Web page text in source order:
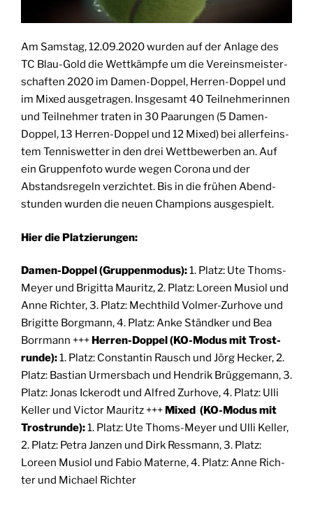
Am Sams­tag, 12.09.2020 wur­den auf der Anla­ge des
TC Blau-Gold die Wett­kämp­fe um die Ver­eins­meis­ter­
schaf­ten 2020 im Damen-Dop­pel, Her­ren-Dop­pel und
im Mixed aus­ge­tra­gen. Ins­ge­samt 40 Teil­neh­me­rin­nen
und Teil­neh­mer tra­ten in 30 Paa­run­gen (5 Damen-
Dop­pel, 13 Her­ren-Dop­pel und 12 Mixed) bei aller­feins­
tem Ten­nis­wet­ter in den drei Wett­be­wer­ben an. Auf
ein Grup­pen­fo­to wur­de wegen Coro­na und der
Abstands­re­geln ver­zich­tet. Bis in die frü­hen Abend­
stun­den wur­den die neu­en Cham­pi­ons ausgespielt.
Hier die Platzierungen:
Damen-Dop­pel (Grup­pen­mo­dus):1. Platz: Ute Thoms-
Mey­er und Bri­git­ta Mau­ritz, 2. Platz: Loreen Musi­ol und
Anne Rich­ter, 3. Platz: Mecht­hild Vol­mer-Zur­ho­ve und
Bri­git­te Borg­mann, 4. Platz: Anke Ständ­ker und Bea
Borr­mann +++ Her­ren-Dop­pel (KO-Modus mit Trost­
run­de):1. Platz: Con­stan­tin Rausch und Jörg Hecker, 2.
Platz: Bas­ti­an Urmers­bach und Hen­drik Brüg­ge­mann, 3.
Platz: Jonas Ick­erodt und Alfred Zur­ho­ve, 4. Platz: Ulli
Kel­ler und Vic­tor Mau­ritz +++ Mixed (KO-Modus mit
Trost­run­de):1. Platz: Ute Thoms-Mey­er und Ulli Kel­ler,
2. Platz: Petra Jan­zen und Dirk Ress­mann, 3. Platz:
Loreen Musi­ol und Fabio Mate­r­ne, 4. Platz: Anne Rich­
ter und Micha­el Richter